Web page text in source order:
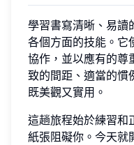
學習書寫清晰、易讀
各個方面的技能。它
協作，並以應有的尊
致的間距、適當的慣
既美觀又實用。
這趟旅程始於練習和
紙張阻礙你。今天就